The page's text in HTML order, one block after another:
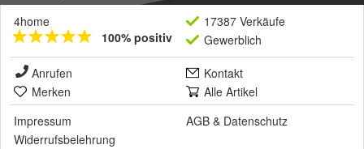
4home
100% positiv
17387 Verkäufe
Gewerblich
Anrufen
Kontakt
Merken
Alle Artikel
Impressum
AGB & Datenschutz
Widerrufsbelehrung